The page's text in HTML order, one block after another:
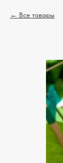
Все товары